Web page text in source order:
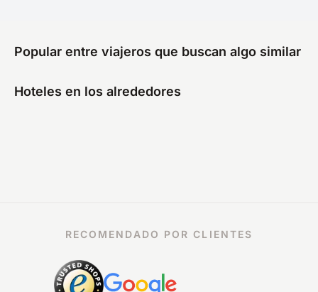
Popular entre viajeros que buscan algo similar
Hoteles en los alrededores
RECOMENDADO POR CLIENTES